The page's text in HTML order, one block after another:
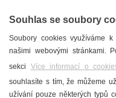
T.
Souhlas se soubory
Soubory cookies využíváme
našimi webovými stránkami.
sekci Více informací o
souhlasíte s tím, že můžeme
užívání pouze některých typů